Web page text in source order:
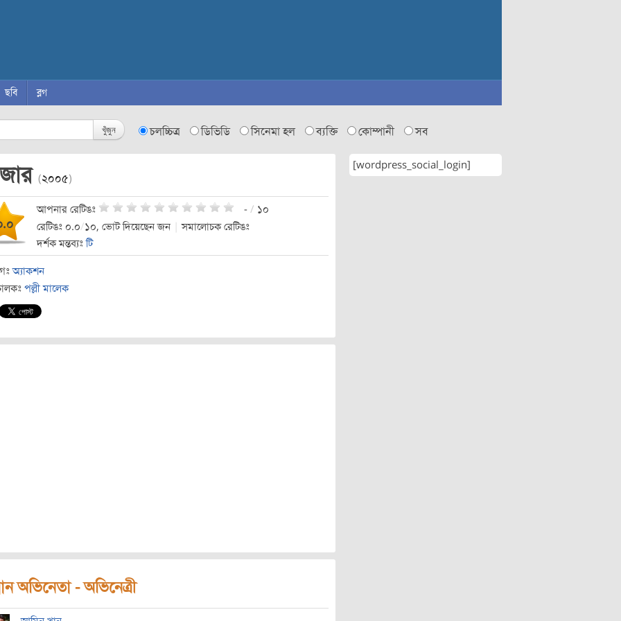
ছবি ব্লগ
খুঁজুন চলচ্চিত্র ডিভিডি সিনেমা হল ব্যক্তি কোম্পানী সব
(২০০৫)
আপনার রেটিঙঃ - / ১০
রেটিঙঃ ০.০/১০, ভোট দিয়েছেন জন
সমালোচক রেটিঙঃ
দর্শক মন্তব্যঃটি
অ্যাকশন
পল্লী মালেক
অভিনেতা - অভিনেত্রী
[wordpress_social_login]